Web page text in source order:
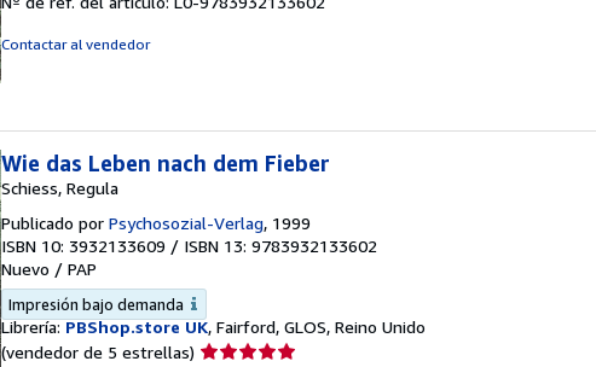
5
Contactar al vendedor
Wie das Leben nach dem Fieber
Schiess, Regula
Publicado por Psychosozial-Verlag, 1999
ISBN 10: 3932133609 / ISBN 13: 9783932133602
Nuevo / PAP
Impresión bajo demanda
Librería: PBShop.store UK, Fairford, GLOS, Reino Unido
(vendedor de 5 estrellas) Calificación